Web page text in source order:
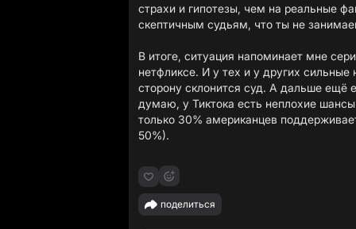
страхи и гипотезы, чем на реальные
скептичным судьям, что ты не
В итоге, ситуация напоминает мне
нетфликсе. И у тех и у других
сторону склонится суд. А дальше ещё
думаю, у Тиктока есть неплохие
только 30% американцев
50%).
поделиться